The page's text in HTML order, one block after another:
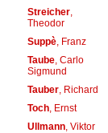
Streicher,
Theodor
Suppè, Franz
Taube, Carlo
Sigmund
Tauber, Richard
Toch, Ernst
Ullmann, Viktor